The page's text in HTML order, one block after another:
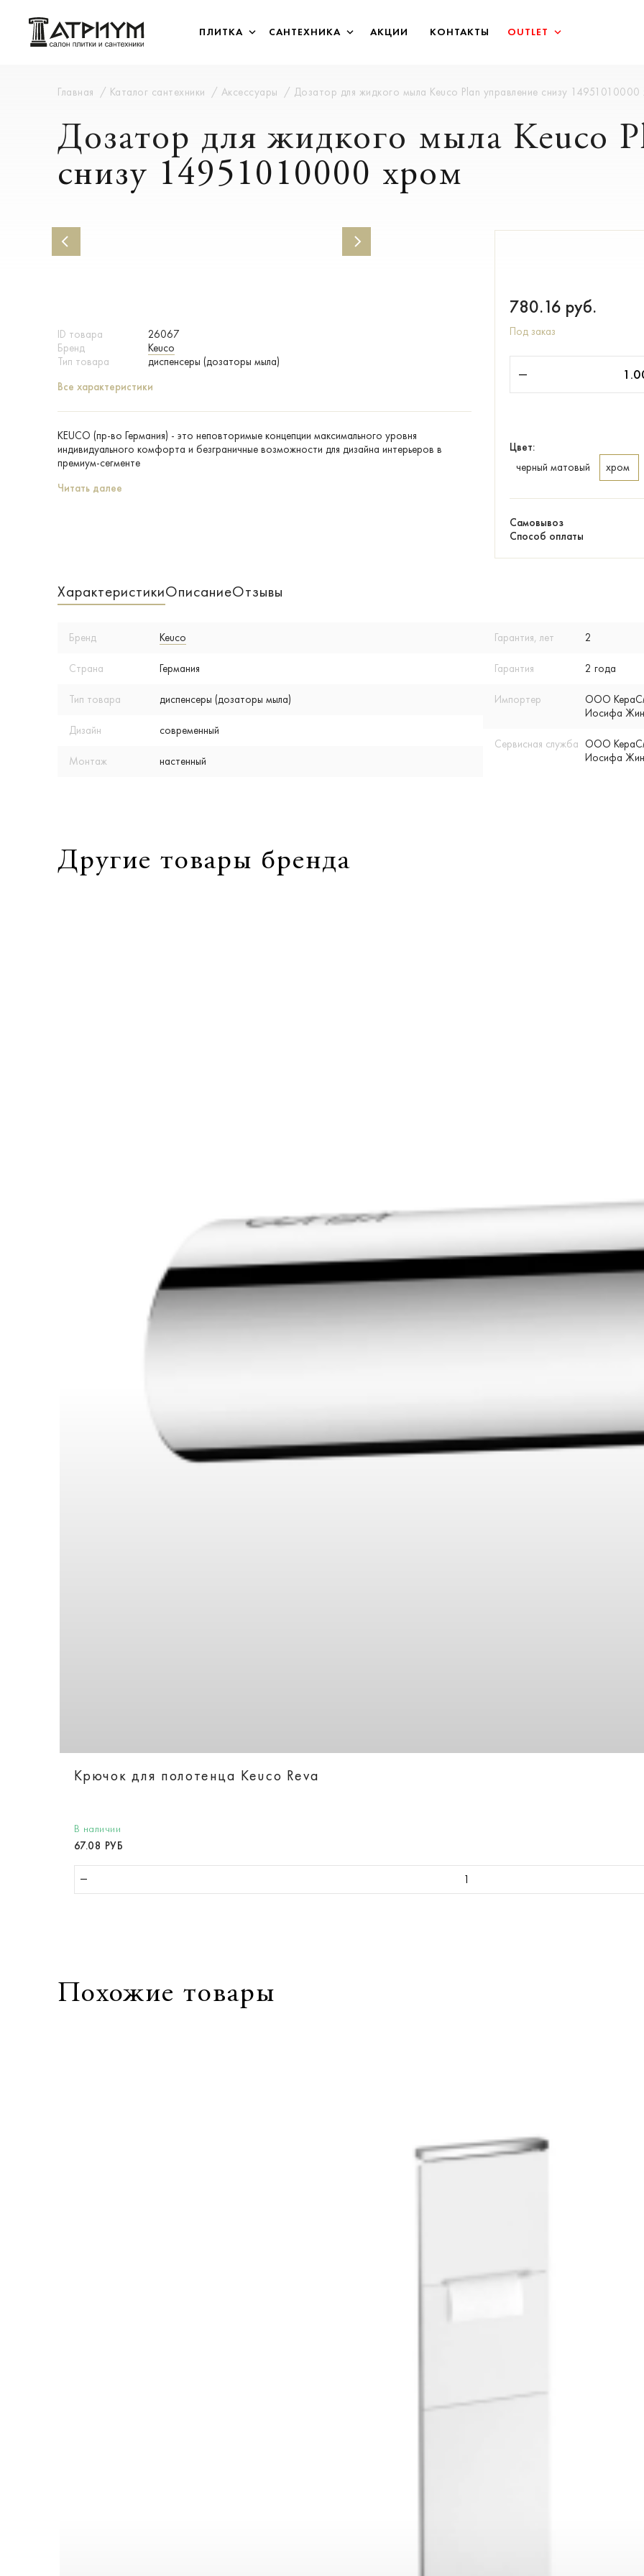
ПЛИТКА САНТЕХНИКА АКЦИИ КОНТАКТЫ OUTLET
Главная Каталог сантехники Аксессуары Дозатор для жидкого мыла Keuco Plan управление снизу
Дозатор для жидкого мыла Keuco
снизу 14951010000 хром
ID товара
26067
Бренд
Keuco
Тип товара
диспенсеры (дозаторы мыла)
Все характеристики
KEUCO (пр-во Германия) - это неповторимые концепции максимального уровня
индивидуального комфорта и безграничные возможности для дизайна интерьеров в
премиум-сегменте
Читать далее
780.16 руб.
Под заказ
Цвет:
черный матовый
хром
Самовывоз
Способ оплаты
ХарактеристикиОписаниеОтзывы
Бренд Keuco
Страна Германия
Тип товара диспенсеры (дозаторы мыла)
Дизайн современный
Монтаж настенный
Гарантия, лет 2
Гарантия 2 года
Импортер
ООО
Иосифа
Сервисная служба ООО
Иосифа
Другие товары бренда
Крючок для полотенца Keuco Reva
В наличии
67.08 РУБ
Похожие товары